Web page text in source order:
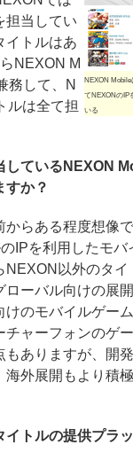
NEXON
てNEXONのIP
いる
担当してい
イトルはあ
NEXON M
務して、N
ルは全て担
ているNEXON
すか？
らある程度想像
IPを利用したモバ
NEXON以外のタ
ーバル向けの展
のモバイルゲー
チャーフォンのゲ
ありますが、開
海外展開もより積
トルの提供プラ